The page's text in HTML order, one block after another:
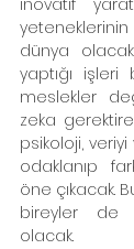
inovatif
dünya
yaptığı işleri
meslekler
zeka
psikoloji,
odaklanıp
öne çıkacak.
bireyler de
olacak.